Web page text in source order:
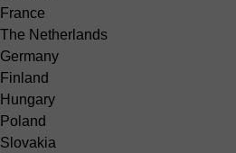
France
The Netherlands
Germany
Finland
Hungary
Poland
Slovakia